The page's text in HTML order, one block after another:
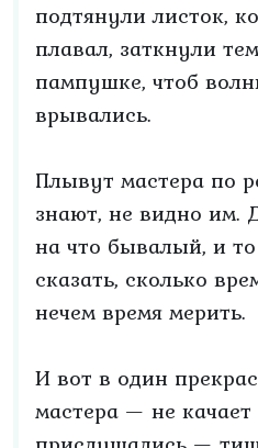
подтянули листок,
плавал, заткнули
пампушке, чтоб
врывались.
Плывут мастера по
знают, не видно им.
на что бывалый, и
сказать, сколько
нечем время мерить.
И вот в один
мастера — не